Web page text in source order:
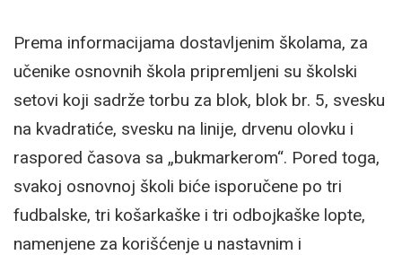
Prema informacijama dostavljenim školama, za
učenike osnovnih škola pripremljeni su školski
setovi koji sadrže torbu za blok, blok br. 5, svesku
na kvadratiće, svesku na linije, drvenu olovku i
raspored časova sa „bukmarkerom“. Pored toga,
svakoj osnovnoj školi biće isporučene po tri
fudbalske, tri košarkaške i tri odbojkaške lopte,
namenjene za korišćenje u nastavnim i